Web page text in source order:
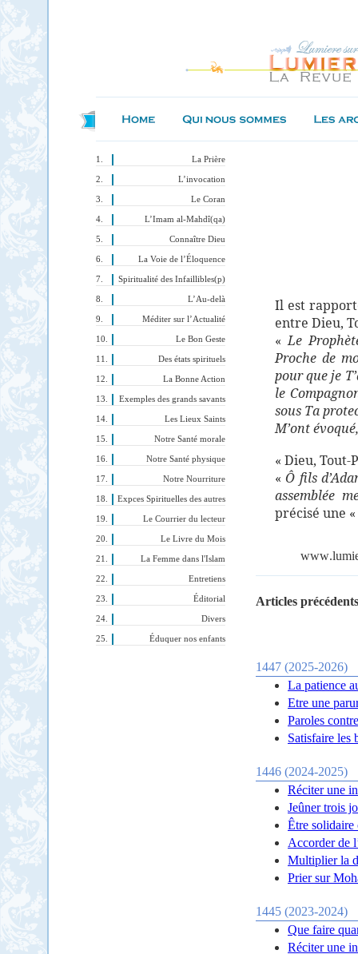
La Prière
L’invocation
Le Coran
L’Imam al-Mahdî(qa)
Connaître Dieu
La Voie de l’Éloquence
Spiritualité des Infaillibles(p)
L’Au-delà
Méditer sur l’Actualité
Le Bon Geste
Des états spirituels
La Bonne Action
Exemples des grands savants
Les Lieux Saints
Notre Santé morale
Notre Santé physique
Notre Nourriture
Expces Spirituelles des autres
Le Courrier du lecteur
Le Livre du Mois
La Femme dans l'Islam
Entretiens
Éditorial
Divers
Éduquer nos enfants
Il est
entre Dieu,
«Le
Proche de
pour que je
le
sous Ta
M’ont
« Dieu, Tout-
«Ô fils
assemblée
précisé une «
www.
Articles
1447 (2025-2026)
La patience
Etre une
Paroles
Satisfaire les
1446 (2024-2025)
Réciter une
Jeûner trois
Être solidaire
Accorder de
Multiplier la
Prier sur
1445 (2023-2024)
Que faire
Réciter une